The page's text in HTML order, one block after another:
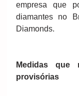
empresa que
diamantes no
Diamonds.
Medidas que
provisórias